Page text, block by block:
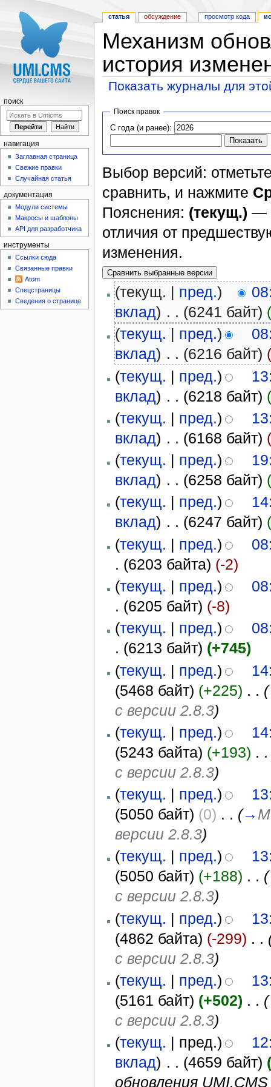
Механизм
история
Показать журналы для
Поиск правок
С года (и ранее):
Выбор версий:
сравнить, и нажмите
Пояснения: (текущ.) —
отличия от
изменения.
(текущ. | пред.)
вклад) . . (6241 байт)
(текущ. | пред.)
вклад) . . (6216 байт)
(текущ. | пред.)
вклад) . . (6218 байт)
(текущ. | пред.)
вклад) . . (6168 байт)
(текущ. | пред.)
вклад) . . (6258 байт)
(текущ. | пред.)
вклад) . . (6247 байт)
(текущ. | пред.)
. (6203 байта) (-2)
(текущ. | пред.)
. (6205 байт) (-8)
(текущ. | пред.)
. (6213 байт) (+745)
(текущ. | пред.)
(5468 байт) (+225) . . (
с версии 2.8.3)
(текущ. | пред.)
(5243 байта) (+193) . .
с версии 2.8.3)
(текущ. | пред.)
(5050 байт) (0) . . (→
версии 2.8.3)
(текущ. | пред.)
(5050 байт) (+188) . . (
с версии 2.8.3)
(текущ. | пред.)
(4862 байта) (-299) . .
с версии 2.8.3)
(текущ. | пред.)
(5161 байт) (+502) . . (
с версии 2.8.3)
(текущ. | пред.)
вклад) . . (4659 байт)
обновления
статья обсуждение просмотр кода
поиск
навигация
Заглавная страница
Свежие правки
Случайная статья
документация
Модули системы
Макросы и шаблоны
API для разработчика
инструменты
Ссылки сюда
Связанные правки
Atom
Спецстраницы
Сведения о странице